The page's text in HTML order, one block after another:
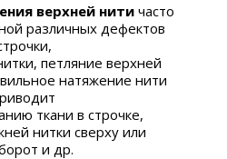
верхней нитичасто
различных дефектов
петляние верхней
натяжение нити
ткани в строчке,
нитки сверху или
и др.